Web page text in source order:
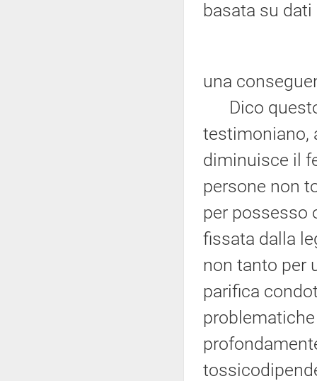
basata su
una
Dico questo
testimoniano,
diminuisce il
persone non
per possesso
fissata dalla
non tanto per
parifica